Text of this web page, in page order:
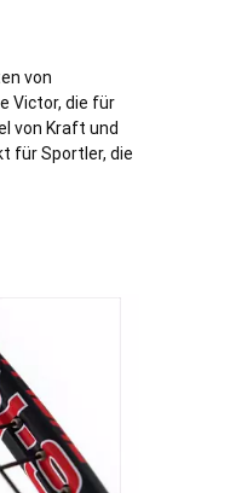
von
Victor, die für
von Kraft und
für Sportler, die